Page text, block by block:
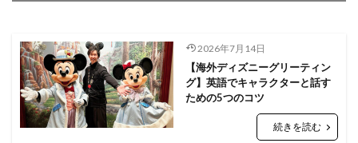
2026年7月14日
【海外ディズニーグリーティン
グ】英語でキャラクターと話す
ための5つのコツ
続きを読む